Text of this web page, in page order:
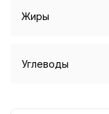
Жиры
Углеводы